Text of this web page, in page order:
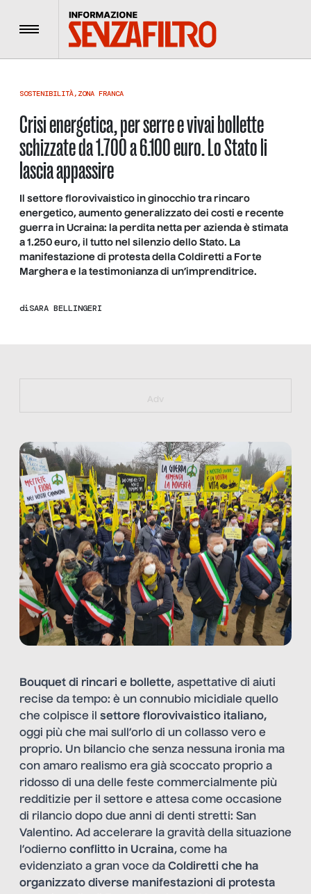
Menu
SOSTENIBILITÀ, ZONA FRANCA
Crisi energetica, per serre e vivai bollette
schizzate da 1.700 a 6.100 euro. Lo Stato li
lascia appassire
Il settore florovivaistico in ginocchio tra rincaro
energetico, aumento generalizzato dei costi e recente
guerra in Ucraina: la perdita netta per azienda è stimata
a 1.250 euro, il tutto nel silenzio dello Stato. La
manifestazione di protesta della Coldiretti a Forte
Marghera e la testimonianza di un’imprenditrice.
diSARA BELLINGERI
https://bit.ly/muster_aggiornamento
Adv
Bouquet di rincari e bollette, aspettative di aiuti
recise da tempo: è un connubio micidiale quello
che colpisce il settore florovivaistico italiano,
oggi più che mai sull’orlo di un collasso vero e
proprio. Un bilancio che senza nessuna ironia ma
con amaro realismo era già scoccato proprio a
ridosso di una delle feste commercialmente più
redditizie per il settore e attesa come occasione
di rilancio dopo due anni di denti stretti: San
Valentino. Ad accelerare la gravità della situazione
l’odierno conflitto in Ucraina, come ha
evidenziato a gran voce da Coldiretti che ha
organizzato diverse manifestazioni di protesta